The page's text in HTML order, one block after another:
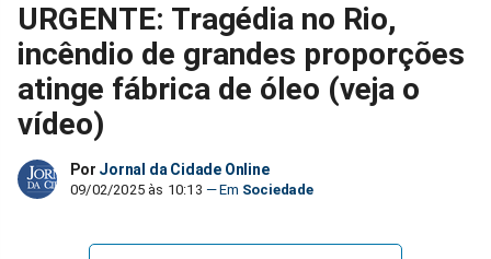
no
Facebook
no
Whatsapp
no
Twitter
no
Messenger
no
Telegram
URGENTE: Tragédia no Rio,
incêndio de grandes proporções
atinge fábrica de óleo (veja o
vídeo)
Por Jornal da Cidade Online
09/02/2025 às 10:13 Sociedade